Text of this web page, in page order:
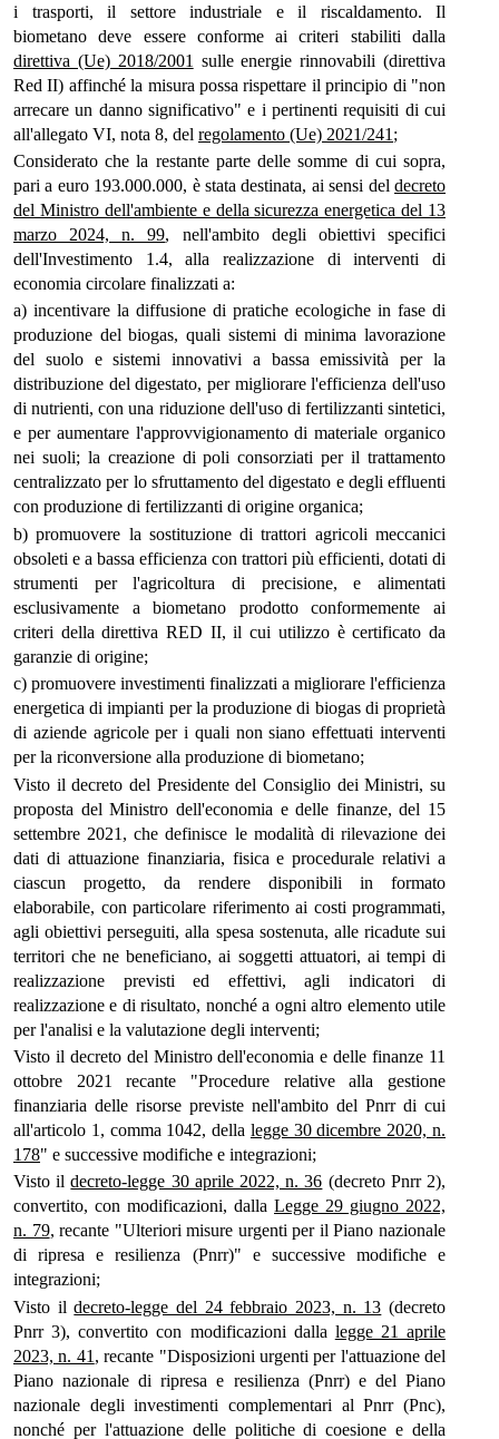
i trasporti, il settore industriale e il riscaldamento. Il
biometano deve essere conforme ai criteri stabiliti dalla
direttiva (Ue) 2018/2001 sulle energie rinnovabili (direttiva
Red II) affinché la misura possa rispettare il principio di "non
arrecare un danno significativo" e i pertinenti requisiti di cui
all'allegato VI, nota 8, del regolamento (Ue) 2021/241 ;
Considerato che la restante parte delle somme di cui sopra,
pari a euro 193.000.000, è stata destinata, ai sensi del decreto
del Ministro dell'ambiente e della sicurezza energetica del 13
marzo 2024, n. 99, nell'ambito degli obiettivi specifici
dell'Investimento 1.4, alla realizzazione di interventi di
economia circolare finalizzati a:
a) incentivare la diffusione di pratiche ecologiche in fase di
produzione del biogas, quali sistemi di minima lavorazione
del suolo e sistemi innovativi a bassa emissività per la
distribuzione del digestato, per migliorare l'efficienza dell'uso
di nutrienti, con una riduzione dell'uso di fertilizzanti sintetici,
e per aumentare l'approvvigionamento di materiale organico
nei suoli; la creazione di poli consorziati per il trattamento
centralizzato per lo sfruttamento del digestato e degli effluenti
con produzione di fertilizzanti di origine organica;
b) promuovere la sostituzione di trattori agricoli meccanici
obsoleti e a bassa efficienza con trattori più efficienti, dotati di
strumenti per l'agricoltura di precisione, e alimentati
esclusivamente a biometano prodotto conformemente ai
criteri della direttiva RED II, il cui utilizzo è certificato da
garanzie di origine;
c) promuovere investimenti finalizzati a migliorare l'efficienza
energetica di impianti per la produzione di biogas di proprietà
di aziende agricole per i quali non siano effettuati interventi
per la riconversione alla produzione di biometano;
Visto il decreto del Presidente del Consiglio dei Ministri, su
proposta del Ministro dell'economia e delle finanze, del 15
settembre 2021, che definisce le modalità di rilevazione dei
dati di attuazione finanziaria, fisica e procedurale relativi a
ciascun progetto, da rendere disponibili in formato
elaborabile, con particolare riferimento ai costi programmati,
agli obiettivi perseguiti, alla spesa sostenuta, alle ricadute sui
territori che ne beneficiano, ai soggetti attuatori, ai tempi di
realizzazione previsti ed effettivi, agli indicatori di
realizzazione e di risultato, nonché a ogni altro elemento utile
per l'analisi e la valutazione degli interventi;
Visto il decreto del Ministro dell'economia e delle finanze 11
ottobre 2021 recante "Procedure relative alla gestione
finanziaria delle risorse previste nell'ambito del Pnrr di cui
all'articolo 1, comma 1042, della legge 30 dicembre 2020, n.
178" e successive modifiche e integrazioni;
Visto ildecreto-legge 30 aprile 2022, n. 36 (decreto Pnrr 2),
convertito, con modificazioni, dalla Legge 29 giugno 2022,
n. 79, recante "Ulteriori misure urgenti per il Piano nazionale
di ripresa e resilienza (Pnrr)" e successive modifiche e
integrazioni;
Visto ildecreto-legge del 24 febbraio 2023, n. 13 (decreto
Pnrr 3), convertito con modificazioni dalla legge 21 aprile
2023, n. 41 , recante "Disposizioni urgenti per l'attuazione del
Piano nazionale di ripresa e resilienza (Pnrr) e del Piano
nazionale degli investimenti complementari al Pnrr (Pnc),
nonché per l'attuazione delle politiche di coesione e della